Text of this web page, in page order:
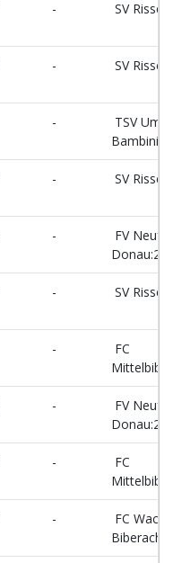
- SV
- SV
-
TSV
Bambini:3
- SV
-
FV
Donau:2
- SV
-
FC
-
FV
Donau:2
-
FC
-
FC